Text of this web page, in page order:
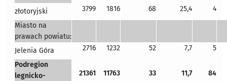
złotoryjski 3799 1816 68 25,4
4
Miasto na
prawach powiatu:
Jelenia Góra
2716 1232 52 7,7
5
Podregion
legnicko-
21361 11763 33 11,7 84